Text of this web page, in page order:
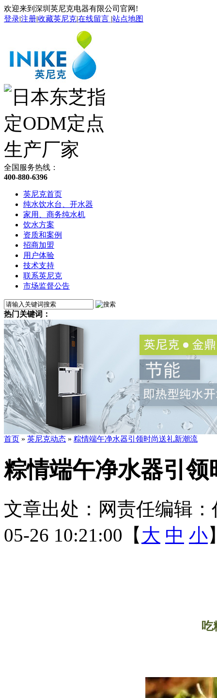
欢迎来到深圳英尼克电器有限公司官网!
登录|注册|收藏英尼克|在线留言 |站点地图
全国服务热线：
400-880-6396
英尼克首页
纯水饮水台、开水器
家用、商务纯水机
饮水方案
资质和案例
招商加盟
用户体验
技术支持
联系英尼克
市场监督公告
热门关键词：
首页 » 英尼克动态 » 粽情端午净水器引领时尚送礼新潮流
粽情端午净水器引
文章出处： 网责任编辑：
05-26 10:21:00【 大 中 小
吃